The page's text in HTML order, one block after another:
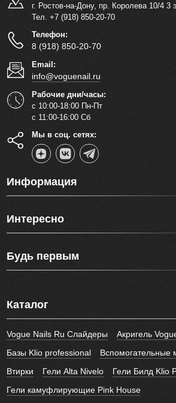
г. Ростов-на-Дону, пр. Королева 10/4 3
Тел. +7 (918) 850-20-70
Телефон:
8 (918) 850-20-70
Email:
info@voguenail.ru
Рабочие дни/часы:
с 10:00-18:00 Пн-Пт
с 11:00-16:00 Сб
Мы в соц. сетях:
Информация
Интересно
Будь первым
Каталог
Vogue Nails Ru Слайдеры
Акригель
Базы Klio professional
Вспомогательные
Втирки
Гели Alta Nivelo
Гели Билд Klio
Гели камуфлирующие Pink House